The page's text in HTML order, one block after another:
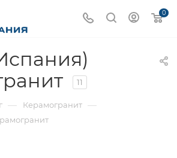
0
11
— Керамогранит —